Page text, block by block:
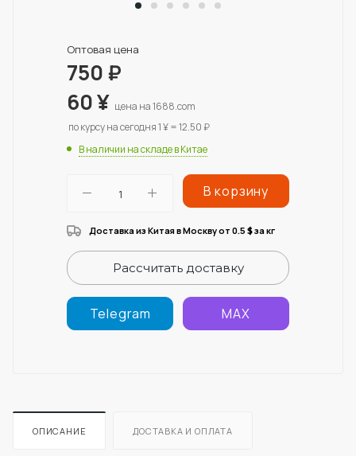
Оптовая цена
750₽
60¥ цена на 1688.com
по курсу на сегодня 1 ¥ = 12.50 ₽
В наличии на складе в Китае
В корзину
Доставка из Китая в Москву от 0.5 $за кг
Рассчитать доставку
Telegram MAX
ОПИСАНИЕ ДОСТАВКА И ОПЛАТА